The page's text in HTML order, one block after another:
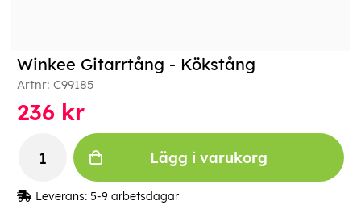
Winkee Gitarrtång - Kökstång
Artnr: C99185
236 kr
Lägg i varukorg
Leverans: 5-9 arbetsdagar